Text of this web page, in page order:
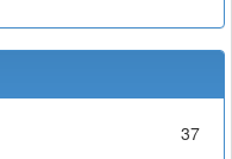
37